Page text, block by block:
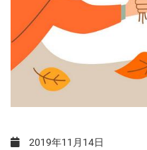
2019年11月14日